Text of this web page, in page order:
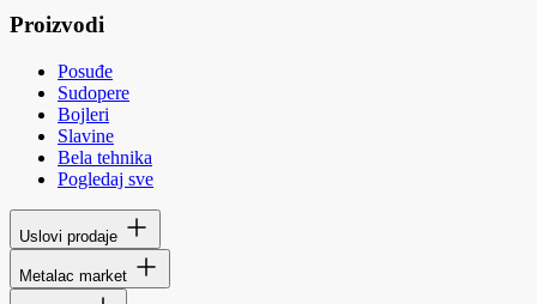
Proizvodi
Posuđe
Sudopere
Bojleri
Slavine
Bela tehnika
Pogledaj sve
Uslovi prodaje
Metalac market